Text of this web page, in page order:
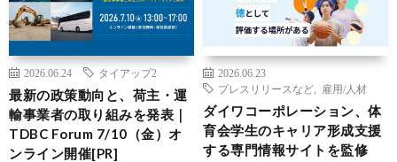
2026.06.24 タイアップ2
最新の政策動向と、荷主・運
輸事業者の取り組みを発表｜
TDBC Forum 7/10（金）オ
ンライン開催[PR]
2026.06.23
プレスリリースなど
雇用/人材
ダイワコーポレーション、体
育会学生のキャリア形成支援
する専門情報サイトを監修